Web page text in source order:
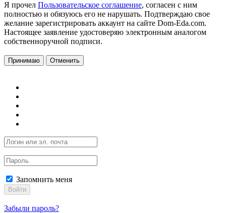
Я прочел Пользовательское соглашение, согласен с ним
полностью и обязуюсь его не нарушать. Подтверждаю свое
желание зарегистрировать аккаунт на сайте Dom-Eda.com.
Настоящее заявление удостоверяю электронным аналогом
собственноручной подписи.
Принимаю Отменить
Запомнить меня
Войти
Забыли пароль?